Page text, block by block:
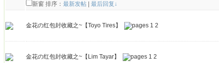
新窗 排序： 最新发帖 最后回复↓
金花の红包封收藏之~【Toyo Tires】 1 2
金花の红包封收藏之~【Lim Tayar】 1 2